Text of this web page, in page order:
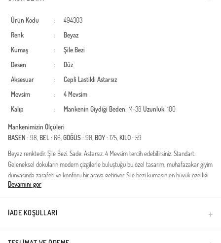
Ürün Kodu :
494303
Renk
:
Beyaz
Kumaş
:
Şile Bezi
Desen
:
Düz
Aksesuar
: Cepli Lastikli Astarsız
Mevsim
:
4 Mevsim
Kalıp
: Mankenin Giydiği Beden: M-38 Uzunluk: 100
Mankenimizin Ölçüleri
BASEN : 98, BEL: 66,GÖĞÜS: 90, BOY: 175, KILO: 59
Beyaz renktedir. Şile Bezi. Sade. Astarsız. 4 Mevsim tercih edebilirsiniz. Standart.
Geleneksel dokuların modern çizgilerle buluştuğu bu özel tasarım, muhafazakar giyim
dünyasında zarafeti ve konforu bir araya getiriyor. Şile bezi kumaşın en büyük özelliği
olan nefes alabilen yapısı, gün boyu ferah bir kullanım sunarken cildinizin hava
gardırobunuzun joker elemanı haline getiriyor.Kumaş Özelliği: %100 doğal pamuk
liflerinden üretilen orijinal Şile bezi.Tasarım Detayları: Paça ve yan kısımlarda
stilinizi günceller.Kalıp Bilgisi: Rahat kesimi sayesinde hareket özgürlüğü sağlar ve
Devamını gör
İADE KOŞULLARI